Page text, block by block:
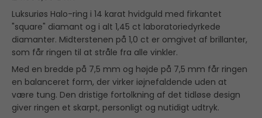
Luksuriøs Halo-ring i 14 karat hvidguld med firkantet
"square" diamant og i alt 1,45 ct laboratoriedyrkede
diamanter. Midterstenen på 1,0 ct er omgivet af brillanter,
som får ringen til at stråle fra alle vinkler.
Med en bredde på 7,5 mm og højde på 7,5 mm får ringen
en balanceret form, der virker iøjnefaldende uden at
være tung. Den dristige fortolkning af det tidløse design
giver ringen et skarpt, personligt og nutidigt udtryk.